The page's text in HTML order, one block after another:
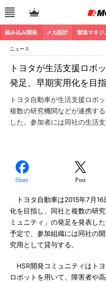
組み込み開発 メカ設計 製造マネジ
ニュース
トヨタが生活支援ロボ
発足、早期実用化を目
トヨタ自動車が生活支援ロボ
複数の研究機関などが連携す
した。参加者には同社の生活
Share Post
トヨタ自動車は2015年7月16
化を目指し、同社と複数の研
ミュニティ」の発足を発表し
予定で、参加組織には同社の
究用として貸与する。
HSR開発コミュニティはト
ロボットを用いて、障害者や